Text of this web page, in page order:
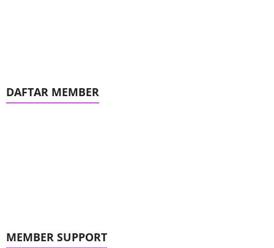
DAFTAR MEMBER
MEMBER SUPPORT